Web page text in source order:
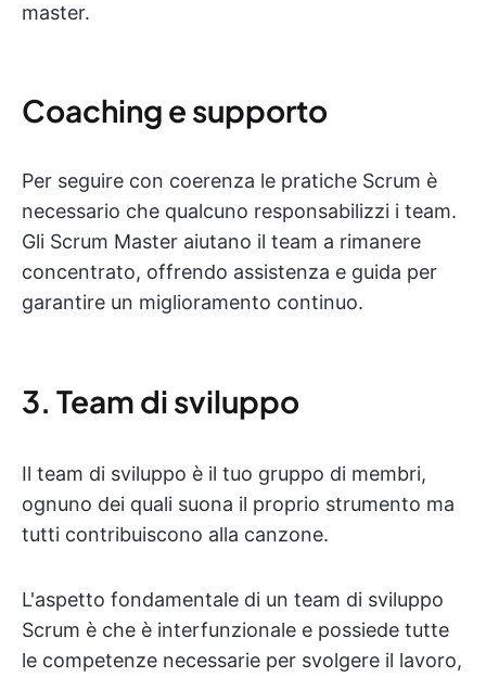
master.
Coaching e supporto
Per seguire con coerenza le pratiche Scrum è
necessario che qualcuno responsabilizzi i team.
Gli Scrum Master aiutano il team a rimanere
concentrato, offrendo assistenza e guida per
garantire un miglioramento continuo.
3. Team di sviluppo
Il team di sviluppo è il tuo gruppo di membri,
ognuno dei quali suona il proprio strumento ma
tutti contribuiscono alla canzone.
L'aspetto fondamentale di un team di sviluppo
Scrum è che è interfunzionale e possiede tutte
le competenze necessarie per svolgere il lavoro,